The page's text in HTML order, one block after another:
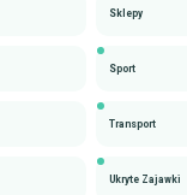
Sklepy
Sport
Transport
Ukryte Zajawki